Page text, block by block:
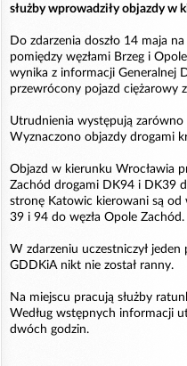
służby wprowadziły objazdy w
Do zdarzenia doszło 14 maja
pomiędzy węzłami Brzeg i
wynika z informacji Generalnej
przewrócony pojazd ciężarowy
Utrudnienia występują
Wyznaczono objazdy drogami
Objazd w kierunku Wrocławia
Zachód drogami DK94 i DK39
stronę Katowic kierowani są od
39 i 94 do węzła Opole Zachód.
W zdarzeniu uczestniczył jeden
GDDKiA nikt nie został ranny.
Na miejscu pracują służby
Według wstępnych informacji
dwóch godzin.